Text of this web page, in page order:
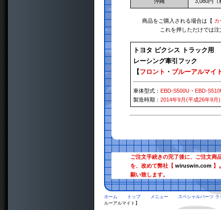
商品をご購入される場合は【 カ
これを押しただけでは
トヨタ ピクシス トラック用
レーシング牽引フック
【フロント ・ ブルーアルマイ
車体型式： EBD-S500U・ EBD-
製造時期： 2014年9月(平成26年9月)
ご注文手続きの完了後に、ご注文商
を、改めて弊社【 wiruswin.com】
願い致します。
ホーム トップ メニュー
スペシャルパーツ ラ
ルーアルマイト】